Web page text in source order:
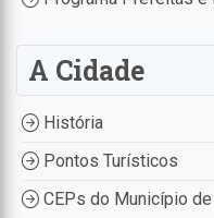
A Cidade
História
Pontos Turísticos
CEPs do Município